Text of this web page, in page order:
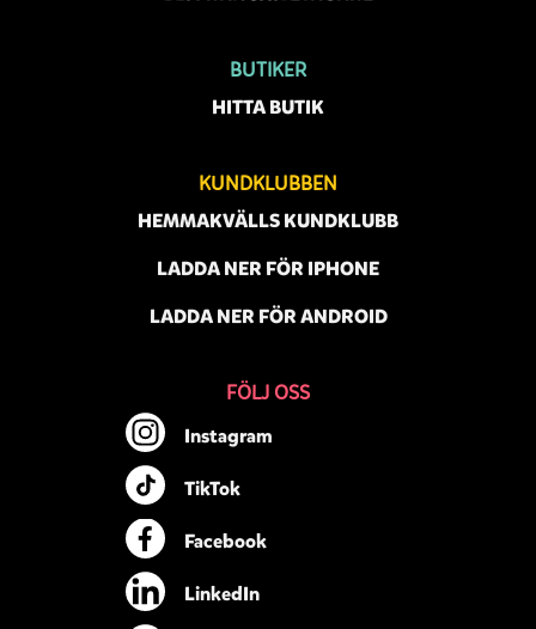
BUTIKER
HITTA BUTIK
KUNDKLUBBEN
HEMMAKVÄLLS KUNDKLUBB
LADDA NER FÖR IPHONE
LADDA NER FÖR ANDROID
FÖLJ OSS
Instagram
TikTok
Facebook
LinkedIn